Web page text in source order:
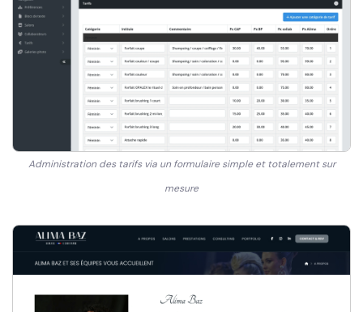
Administration des tarifs via un formulaire simple et totalement sur
mesure